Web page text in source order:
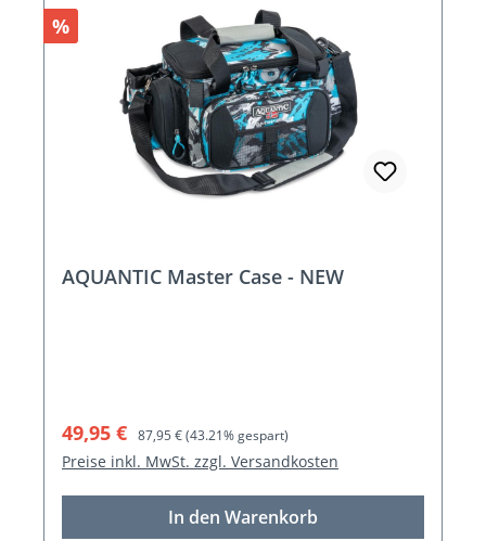
Rabatt
%
AQUANTIC Master Case - NEW
Verkaufspreis:
49,95 € Regulärer Preis:
87,95 €(43.21% gespart)
Preise inkl. MwSt. zzgl. Versandkosten
In den Warenkorb